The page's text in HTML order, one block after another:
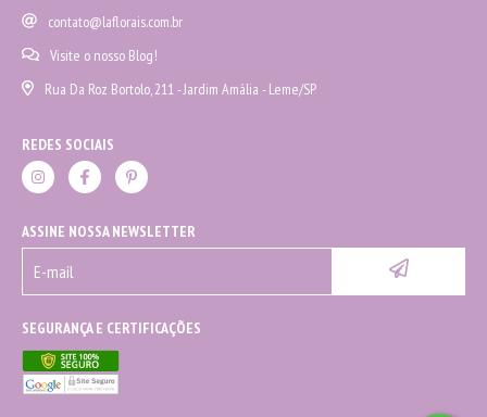
contato@laflorais.com.br
Visite o nosso Blog!
Rua Da Roz Bortolo, 211 - Jardim Amália - Leme/SP
REDES SOCIAIS
ASSINE NOSSA NEWSLETTER
SEGURANÇA E CERTIFICAÇÕES